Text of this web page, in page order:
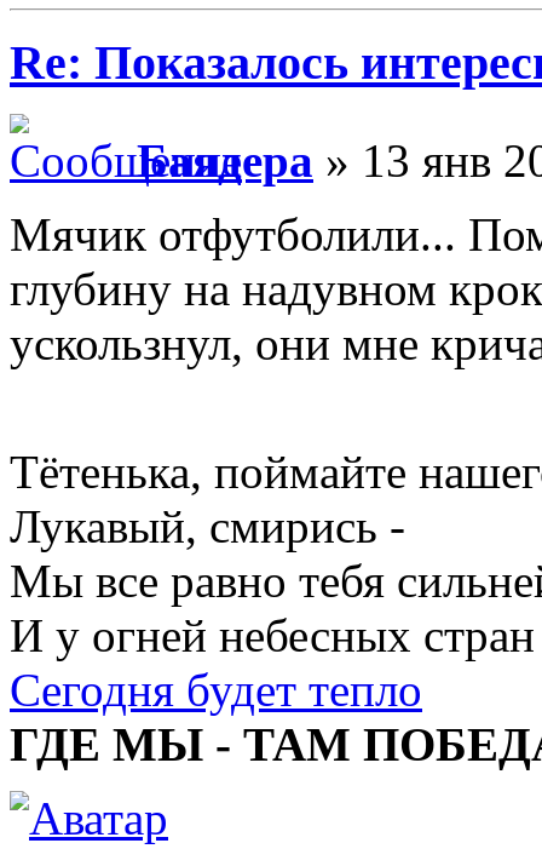
Re: Показалось
Баядера » 13 янв
Мячик отфутболили...
глубину на надувном
ускользнул, они мне
Тётенька, поймайте
Лукавый, смирись -
Мы все равно тебя
И у огней небесных стран
Сегодня будет тепло
ГДЕ МЫ - ТАМ